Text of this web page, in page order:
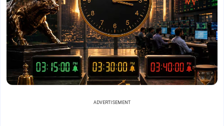
ADVERTISEMENT